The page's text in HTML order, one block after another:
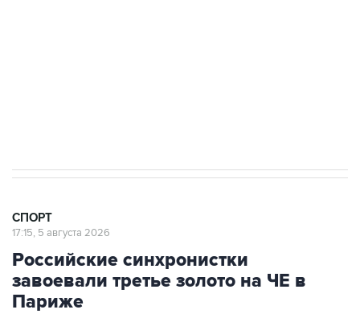
СПОРТ
17:15, 5 августа 2026
Российские синхронистки
завоевали третье золото на ЧЕ в
Париже